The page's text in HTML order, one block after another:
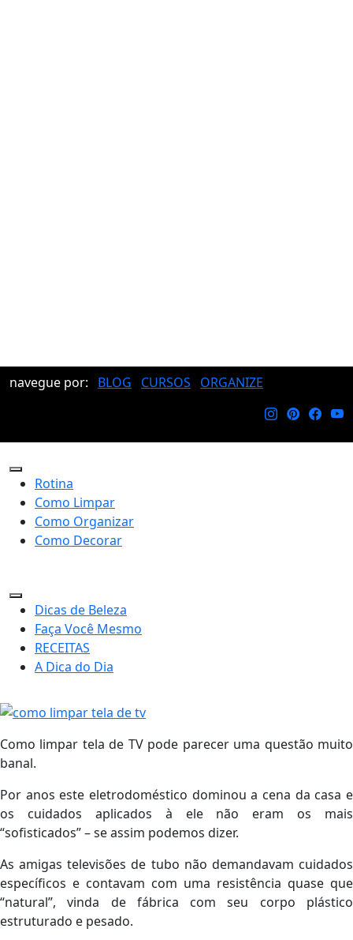
navegue por: BLOG CURSOS ORGANIZE
Rotina
Como Limpar
Como Organizar
Como Decorar
Dicas de Beleza
Faça Você Mesmo
RECEITAS
A Dica do Dia
Como limpar tela de TV pode parecer uma questão muito
banal.
Por anos este eletrodoméstico dominou a cena da casa e
os cuidados aplicados à ele não eram os mais
“sofisticados” – se assim podemos dizer.
As amigas televisões de tubo não demandavam cuidados
específicos e contavam com uma resistência quase que
“natural”, vinda de fábrica com seu corpo plástico
estruturado e pesado.